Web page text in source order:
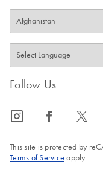
Follow Us
icon_0065_instagram-s icon_0064_facebook-s icon_0340_cc_gen_x-s
This site is protected by
Terms of Service apply.